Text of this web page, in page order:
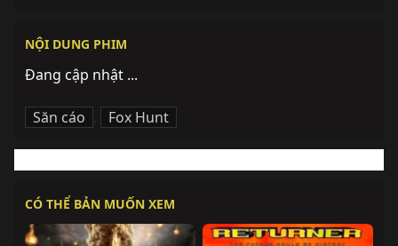
NỘI DUNG PHIM
Đang cập nhật ...
Săn cáo , Fox Hunt
CÓ THỂ BẢN MUỐN XEM